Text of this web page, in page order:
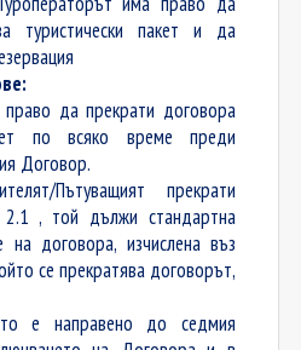
туристически пакет и да
да прекрати договора
по всяко време преди
Договор.
Пътуващият прекрати
2.1 , той дължи стандартна
на договора, изчислена въз
се прекратява договорът,
е направено до седмия